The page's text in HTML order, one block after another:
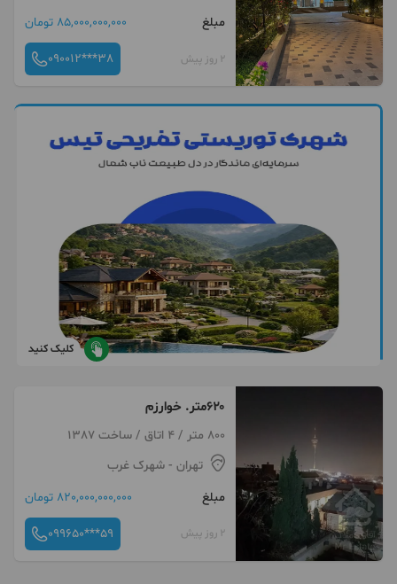
مبلغ
85,000,000,000 تومان
2 روز پیش 090012***38
کلیک کنید
۶۲۰متر. خوارزم
800 متر / 4 اتاق / ساخت 1387
تهران - شهرک غرب
مبلغ
820,000,000,000 تومان
2 روز پیش 099650***59